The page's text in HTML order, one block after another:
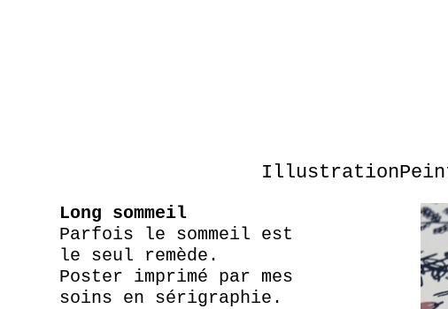
Illustration
Long sommeil
Parfois le sommeil est
le seul remède.
Poster imprimé par mes
soins en sérigraphie.